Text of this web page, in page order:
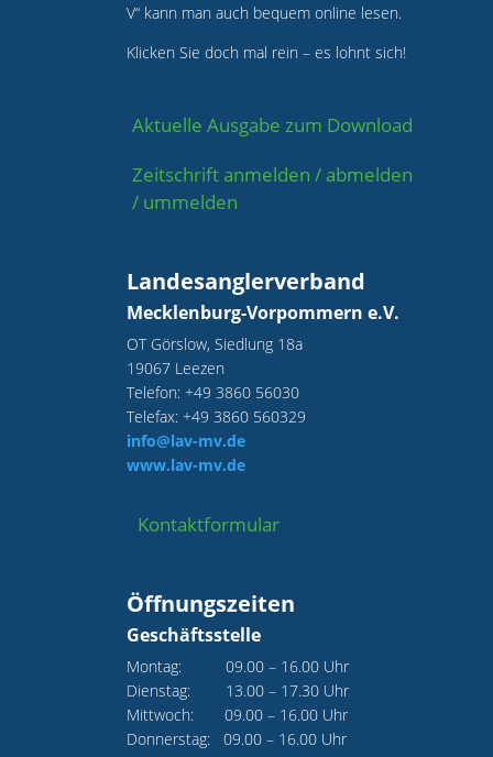
V“ kann man auch bequem online lesen.
Klicken Sie doch mal rein – es lohnt sich!
Aktuelle Ausgabe zum Download
Zeitschrift anmelden / abmelden
/ ummelden
Landesanglerverband
Mecklenburg-Vorpommern e.V.
OT Görslow, Siedlung 18a
19067 Leezen
Telefon: +49 3860 56030
Telefax: +49 3860 560329
info@lav-mv.de
www.lav-mv.de
Kontaktformular
Öffnungszeiten
Geschäftsstelle
Montag: 09.00 – 16.00 Uhr
Dienstag: 13.00 – 17.30 Uhr
Mittwoch: 09.00 – 16.00 Uhr
Donnerstag: 09.00 – 16.00 Uhr